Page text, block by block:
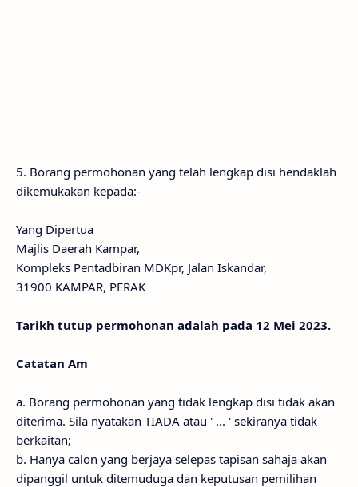
5. Borang permohonan yang telah lengkap disi hendaklah
dikemukakan kepada:-
Yang Dipertua
Majlis Daerah Kampar,
Kompleks Pentadbiran MDKpr, Jalan Iskandar,
31900 KAMPAR, PERAK
Tarikh tutup permohonan adalah pada 12 Mei 2023.
Catatan Am
a. Borang permohonan yang tidak lengkap disi tidak akan
diterima. Sila nyatakan TIADA atau ' ... ' sekiranya tidak
berkaitan;
b. Hanya calon yang berjaya selepas tapisan sahaja akan
dipanggil untuk ditemuduga dan keputusan pemilihan